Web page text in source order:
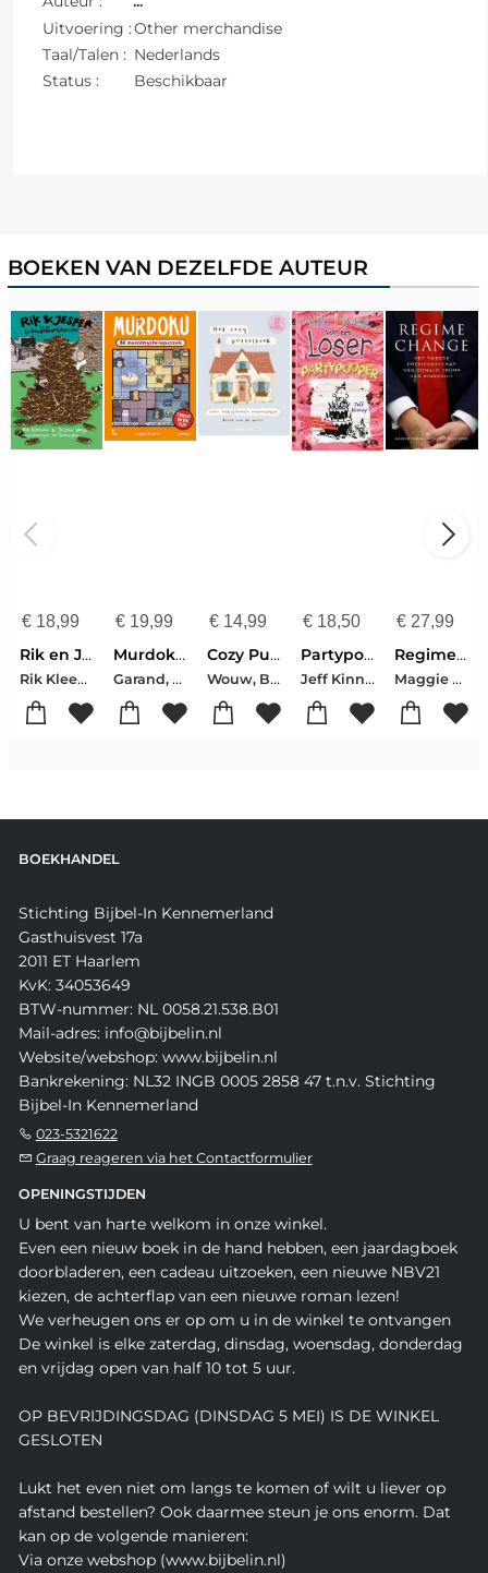
Uitvoering :Other merchandise
Taal/Talen : Nederlands
Status :
Beschikbaar
BOEKEN VAN DEZELFDE AUTEUR
€18,99
Rik en Jesper en de frikandelbroodjescrisis
Rik Kleeven-Jesper Weijs
€19,99
Murdoku - Terug In De Tijd
Garand, Manuel
€ 14,99
Cozy Puzzelboek Voor Ontspannen Zome
Wouw, Bente Van De
€ 18,50
Partypooper
Jeff Kinney
€ 27,99
Regime change
Maggie Haberman-Jonathan Swan
BOEKHANDEL
Stichting Bijbel-In Kennemerland
Gasthuisvest 17a
2011 ET Haarlem
KvK: 34053649
BTW-nummer: NL 0058.21.538.B01
Mail-adres: info@bijbelin.nl
Website/webshop: www.bijbelin.nl
Bankrekening: NL32 INGB 0005 2858 47 t.n.v. Stichting
Bijbel-In Kennemerland
023-5321622
Graag reageren via het Contactformulier
OPENINGSTIJDEN
U bent van harte welkom in onze winkel.
Even een nieuw boek in de hand hebben, een jaardagboek
doorbladeren, een cadeau uitzoeken, een nieuwe NBV21
kiezen, de achterflap van een nieuwe roman lezen!
We verheugen ons er op om u in de winkel te ontvangen
De winkel is elke zaterdag, dinsdag, woensdag, donderdag
en vrijdag open van half 10 tot 5 uur.
OP BEVRIJDINGSDAG (DINSDAG 5 MEI) IS DE WINKEL
GESLOTEN
Lukt het even niet om langs te komen of wilt u liever op
afstand bestellen? Ook daarmee steun je ons enorm. Dat
kan op de volgende manieren:
Via onze webshop (www.bijbelin.nl)